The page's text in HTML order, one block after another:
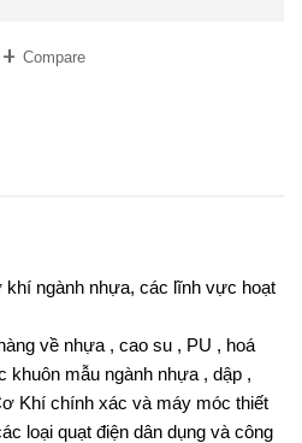
Compare
ngành nhựa, các lĩnh vực hoạt
về nhựa , cao su , PU , hoá
mẫu ngành nhựa , dập ,
Khí chính xác và máy móc thiết
loại quạt điện dân dụng và công